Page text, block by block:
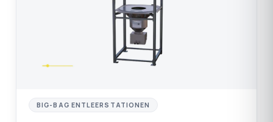
C
BIG-BAG ENTLEERSTATIONEN